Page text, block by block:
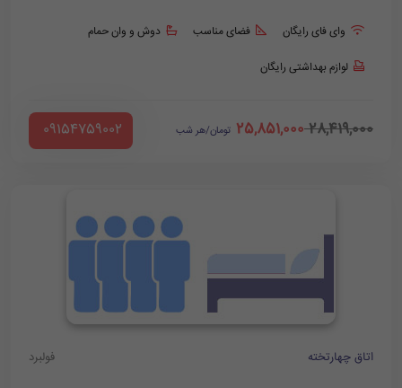
وای فای رایگان فضای مناسب دوش و وان حمام
لوازم بهداشتی رایگان
28,419,000
25,851,000 تومان/هر شب ‪ 09154759002
اتاق چهارتخته فولبرد